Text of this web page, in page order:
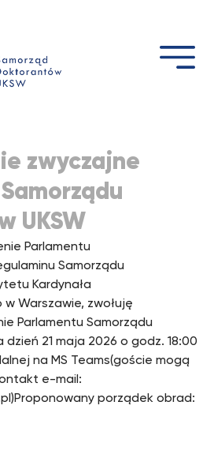
zwyczajne
UKSW
Parlamentu
Samorządu
Kardynała
Warszawie, zwołuję
Parlamentu Samorządu
dzień 21 maja 2026 o godz. 18:00
na MS Teams(goście mogą
e-mail:
porządek obrad: